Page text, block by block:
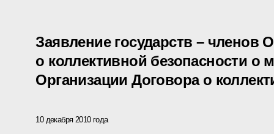
Заявление государств – членов
о коллективной безопасности о
Организации Договора о
10 декабря 2010 года